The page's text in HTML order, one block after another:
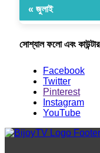
« জুলাই
সোশ্যাল ফলো এবং কাউন্টার
Facebook
Twitter
Pinterest
Instagram
YouTube